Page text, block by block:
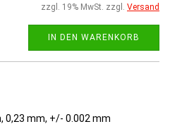
zzgl. 19% MwSt. zzgl. Versand
IN DEN WARENKORB